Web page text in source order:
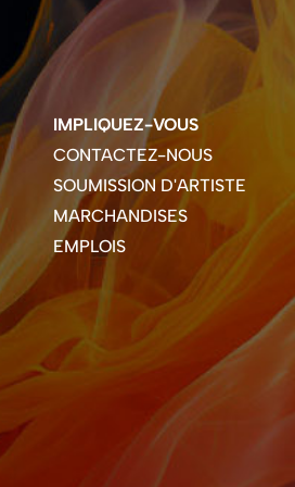
IMPLIQUEZ-VOUS
CONTACTEZ-NOUS
SOUMISSION D'ARTISTE
MARCHANDISES
EMPLOIS